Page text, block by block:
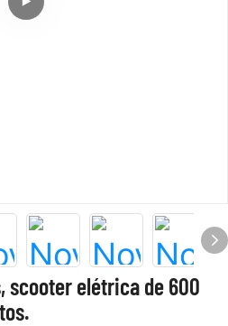
scooter elétrica de 600